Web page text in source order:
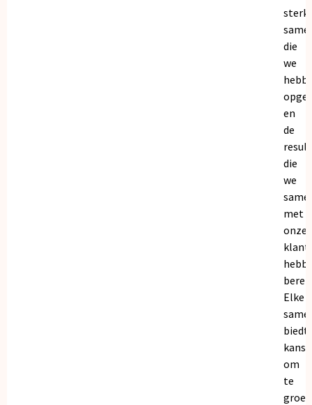
die
we
en
de
die
we
met
onze
Elke
biedt
om
te